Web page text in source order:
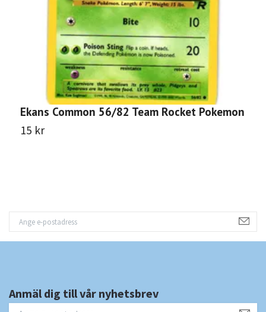
Ekans Common 56/82 Team Rocket Pokemon
15 kr
Anmäl dig till vår nyhetsbrev